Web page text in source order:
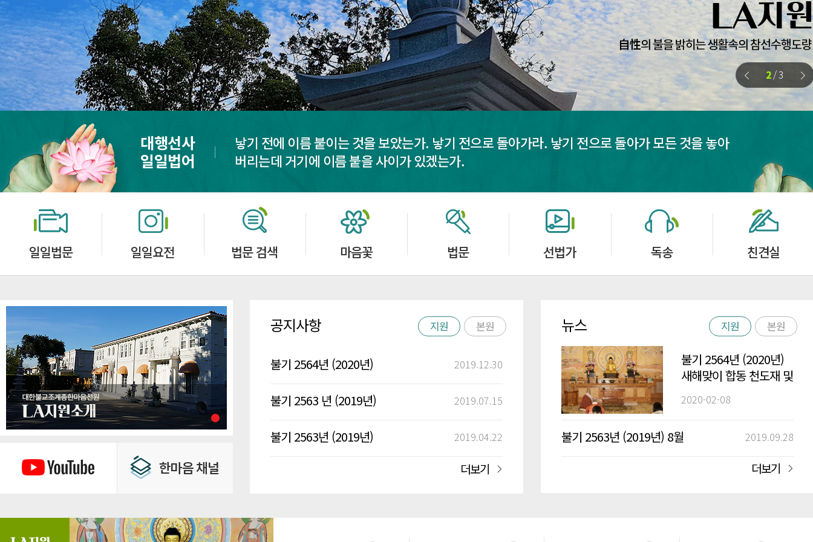
2/3
대행선사
일일법어
낳기 전에 이름 붙이는 것을 보았는가. 낳기 전으로 돌아가라. 낳기 전으로 돌아가 모든 것을 놓아
버리는데 거기에 이름 붙을 사이가 있겠는가.
일일법문 일일요전 법문 검색 마음꽃 법문 선법가 독송 친견실
공지사항 지원 본원
불기 2564년 (2020년)
새해맞이 합동 천도재 및
촛불재
2019.12.30
불기 2563 년 (2019년)
칠석, 백중 정진 법회
2019.07.15
불기 2563년 (2019년)
2019.04.22
더보기
뉴스 지원 본원
불기 2564년 (2020년)
새해맞이 합동 천도재 및
촛불재
2020-02-08
불기 2563년 (2019년) 8월
2019.09.28
더보기